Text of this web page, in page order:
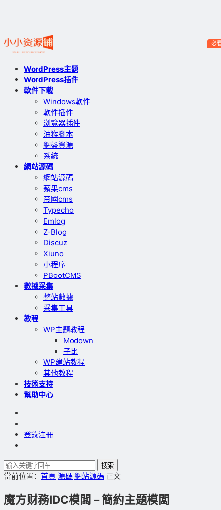
WordPress主題
WordPress插件
軟件下載
Windows軟件
軟件插件
浏覽器插件
油猴腳本
網盤資源
系統
網站源碼
網站源碼
蘋果cms
帝國cms
Typecho
Emlog
Z-Blog
Discuz
Xiuno
小程序
PBootCMS
數據采集
整站數據
采集工具
教程
WP主題教程
Modown
子比
WP建站教程
其他教程
技術支持
幫助中心
必
登錄注冊
搜索
當前位置： 首頁 源碼 網站源碼 正文
魔方财務IDC模闆 – 簡約主題模闆